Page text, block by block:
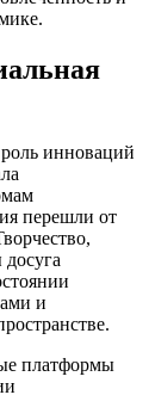
инноваций
перешли от
и
платформы